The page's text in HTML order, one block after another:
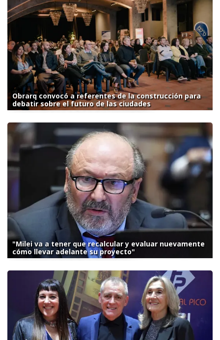
Obrarq convocó a referentes de la construcción para
debatir sobre el futuro de las ciudades
"Milei va a tener que recalcular y evaluar nuevamente
cómo llevar adelante su proyecto"